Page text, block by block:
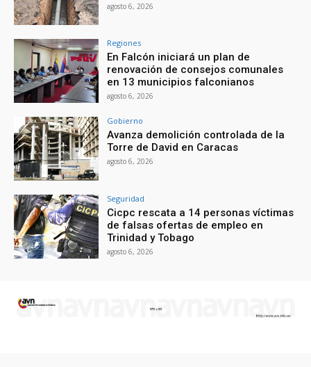
agosto 6, 2026
Regiones
En Falcón iniciará un plan de
renovación de consejos comunales
en 13 municipios falconianos
agosto 6, 2026
Gobierno
Avanza demolición controlada de la
Torre de David en Caracas
agosto 6, 2026
Seguridad
Cicpc rescata a 14 personas víctimas
de falsas ofertas de empleo en
Trinidad y Tobago
agosto 6, 2026